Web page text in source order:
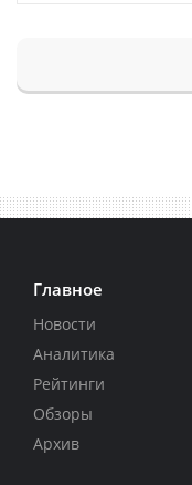
Главное
Новости
Аналитика
Рейтинги
Обзоры
Архив